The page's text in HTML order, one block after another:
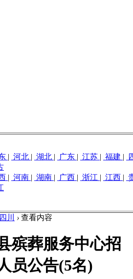
| 河北 | 湖北 | 广东 | 江苏 | 福建 |
| 河南 | 湖南 | 广西 | 浙江 | 江西 |
四川 › 查看内容
殡葬服务中心招
员公告(5名)